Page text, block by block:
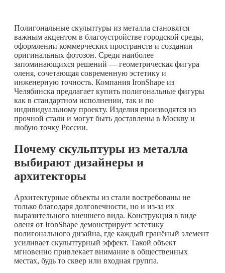
Полигональные скульптуры из металла становятся
важным акцентом в благоустройстве городской среды,
оформлении коммерческих пространств и создании
оригинальных фотозон. Среди наиболее
запоминающихся решений — геометрическая фигура
оленя, сочетающая современную эстетику и
инженерную точность. Компания IronShape из
Челябинска предлагает купить полигональные фигуры
как в стандартном исполнении, так и по
индивидуальному проекту. Изделия производятся из
прочной стали и могут быть доставлены в Москву и
любую точку России.
Почему скульптуры из металла
выбирают дизайнеры и
архитекторы
Архитектурные объекты из стали востребованы не
только благодаря долговечности, но и из-за их
выразительного внешнего вида. Конструкция в виде
оленя от IronShape демонстрирует эстетику
полигонального дизайна, где каждый гранёный элемент
усиливает скульптурный эффект. Такой объект
мгновенно привлекает внимание в общественных
местах, будь то сквер или входная группа.